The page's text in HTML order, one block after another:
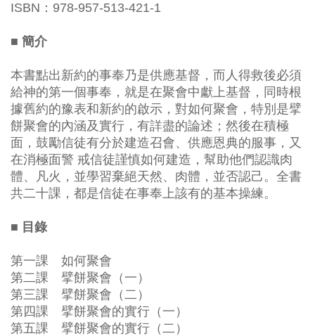
ISBN：978-957-513-421-1
■ 簡介
本書點出新約的事奉乃是供應基督，而人得救後必須
給神的第一個事奉，就是在聚會中獻上基督，同時根
據舊約的豫表和新約的啟示，對如何聚會，特別是擘
餅聚會的內涵及實行，有詳盡的論述；然後在積極
面，鼓勵信徒有分於建造召會、供應恩典的服事，又
在消極面警 戒信徒謹慎如何建造，幫助他們認識肉
體、凡火，並學習棄絕天然、肉體，並否認己。全書
共二十課，都是信徒在事奉上該有的基本操練。
■ 目錄
第一課 如何聚會
第二課 擘餅聚會（一）
第三課 擘餅聚會（二）
第四課 擘餅聚會的實行（一）
第五課 擘餅聚會的實行（二）